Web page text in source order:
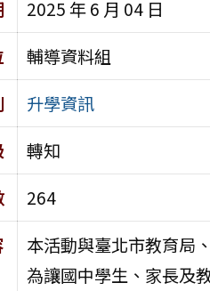
2025 年 6 月 04 日
輔導資料組
升學資訊
轉知
264
本活動與臺北市教育局
為讓國中學生、家長及